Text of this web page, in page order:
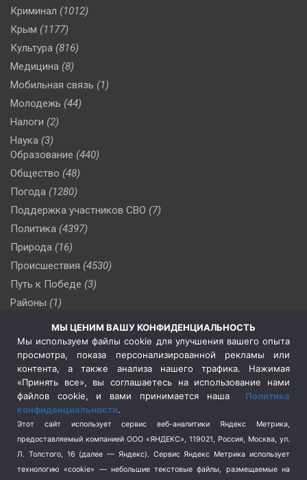
Криминал (1012)
Крым (1177)
Культура (816)
Медицина (8)
Мобильная связь (1)
Молодежь (44)
Налоги (2)
Наука (3)
Образование (440)
Общество (48)
Погода (1280)
Поддержка участников СВО (7)
Политика (4397)
Природа (16)
Происшествия (4530)
Путь к Победе (3)
Районы (1)
(510)
Сельское хозяйство (3)
Социальная политика
(3)
Спецоперация в Украине
Спецоперация на Украине
(404)
Спорт (740)
Терроризм (1)
Транспорт (262)
МЫ ЦЕНИМ ВАШУ КОНФИДЕНЦИАЛЬНОСТЬ
Мы используем файлы cookie для улучшения вашего опыта
просмотра, показа персонализированной рекламы или
контента, а также анализа нашего трафика. Нажимая
«Принять все», вы соглашаетесь на использование нами
файлов cookie, и вами принимается наша Политика
конфиденциальности.
Этот сайт использует сервис веб-аналитики Яндекс Метрика,
предоставляемый компанией ООО «ЯНДЕКС», 119021, Россия, Москва, ул.
Л. Толстого, 16 (далее — Яндекс). Сервис Яндекс Метрика использует
технологию «cookie» — небольшие текстовые файлы, размещаемые на